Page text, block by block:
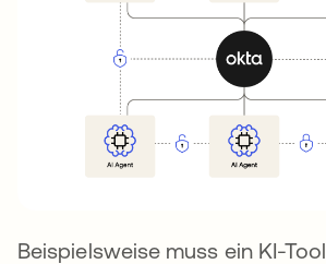
Beispielsweise muss ein KI-Tool